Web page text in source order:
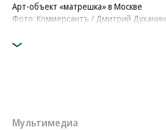
Арт-объект «матрешка» в Москве
Фото: Коммерсантъ / Дмитрий Духанин
Мультимедиа